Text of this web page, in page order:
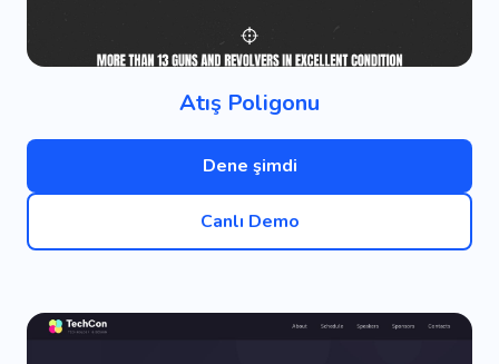
Atış Poligonu
Dene şimdi
Canlı Demo